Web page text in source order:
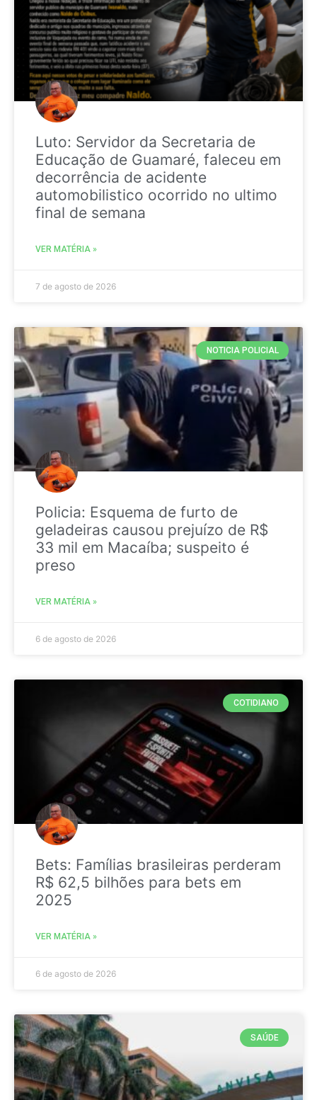
Luto: Servidor da Secretaria de
Educação de Guamaré, faleceu em
decorrência de acidente
automobilistico ocorrido no ultimo
final de semana
VER MATÉRIA »
7 de agosto de 2026
NOTICIA POLICIAL
Policia: Esquema de furto de
geladeiras causou prejuízo de R$
33 mil em Macaíba; suspeito é
preso
VER MATÉRIA »
6 de agosto de 2026
COTIDIANO
Bets: Famílias brasileiras perderam
R$ 62,5 bilhões para bets em
2025
VER MATÉRIA »
6 de agosto de 2026
SAÚDE